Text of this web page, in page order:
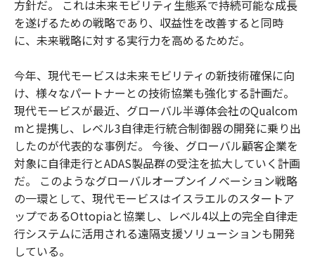
方針だ。 これは未来モビリティ生態系で持続可能な成長
を遂げるための戦略であり、収益性を改善すると同時
に、未来戦略に対する実行力を高めるためだ。
今年、現代モービスは未来モビリティの新技術確保に向
け、様々なパートナーとの技術協業も強化する計画だ。
現代モービスが最近、グローバル半導体会社のQualcom
mと提携し、レベル3自律走行統合制御器の開発に乗り出
したのが代表的な事例だ。 今後、グローバル顧客企業を
対象に自律走行とADAS製品群の受注を拡大していく計画
だ。 このようなグローバルオープンイノベーション戦略
の一環として、現代モービスはイスラエルのスタートア
ップであるOttopiaと協業し、レベル4以上の完全自律走
行システムに活用される遠隔支援ソリューションも開発
している。